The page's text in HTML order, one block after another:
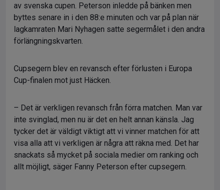
av svenska cupen. Peterson inledde på bänken men
byttes senare in i den 88:e minuten och var på plan när
lagkamraten Mari Nyhagen satte segermålet i den andra
förlängningskvarten.
Cupsegern blev en revansch efter förlusten i Europa
Cup-finalen mot just Häcken.
– Det är verkligen revansch från förra matchen. Man var
inte svinglad, men nu är det en helt annan känsla. Jag
tycker det är väldigt viktigt att vi vinner matchen för att
visa alla att vi verkligen är några att räkna med. Det har
snackats så mycket på sociala medier om ranking och
allt möjligt, säger Fanny Peterson efter cupsegern.